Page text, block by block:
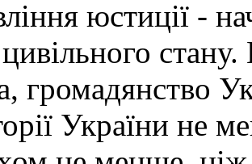
юстиції -
цивільного
громадянство
України не